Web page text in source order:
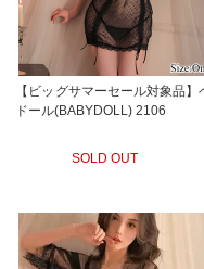
【ビッグサマーセール対象品】
ドール(BABYDOLL) 2106
SOLD OUT